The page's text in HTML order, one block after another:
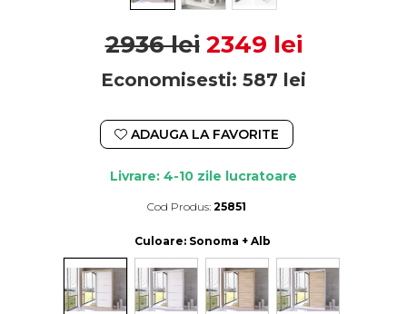
2936 lei 2349 lei
Economisesti: 587 lei
ADAUGA LA FAVORITE
Livrare: 4-10 zile lucratoare
Cod Produs: 25851
Culoare: Sonoma + Alb